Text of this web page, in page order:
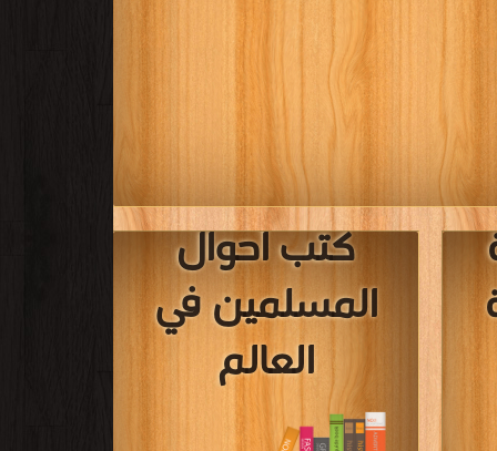
كتب أحوال
المسلمين في
العالم